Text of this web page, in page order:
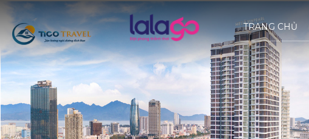
TRANG CHỦ